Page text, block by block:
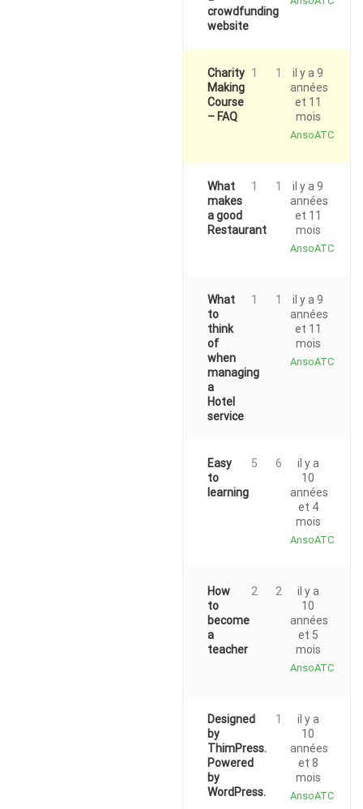
crowdfunding
website
Charity
Making
Course
– FAQ
1 1
il y a 9
années
et 11
mois
AnsoATC
What
makes
a good
Restaurant
1 1
il y a 9
années
et 11
mois
AnsoATC
What
to
think
of
when
managing
a
Hotel
service
1 1
il y a 9
années
et 11
mois
AnsoATC
Easy
to
learning
5 6
il y a
10
années
et 4
mois
AnsoATC
How
to
become
a
teacher
2 2
il y a
10
années
et 5
mois
AnsoATC
Designed
by
ThimPress.
Powered
by
WordPress.
1 1
il y a
10
années
et 8
mois
AnsoATC